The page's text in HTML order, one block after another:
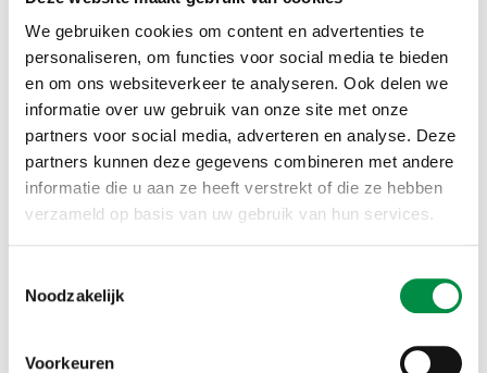
We gebruiken cookies om content en advertenties te
personaliseren, om functies voor social media te bieden
en om ons websiteverkeer te analyseren. Ook delen we
informatie over uw gebruik van onze site met onze
partners voor social media, adverteren en analyse. Deze
partners kunnen deze gegevens combineren met andere
informatie die u aan ze heeft verstrekt of die ze hebben
verzameld op basis van uw gebruik van hun services.
Noodzakelijk
Voorkeuren
Wat levert het op?
Waarderen en Valideren leidt tot een opleidings- en
functiecatalogus die de ontwikkeling van werknemers
in de sector bevordert en zorgt voor een betere in-,
door- en uitstroom.
Voor de ontwikkeling van deze maatwerk wordt een
aantal werknemers en het aantal opleidingen. Vraag